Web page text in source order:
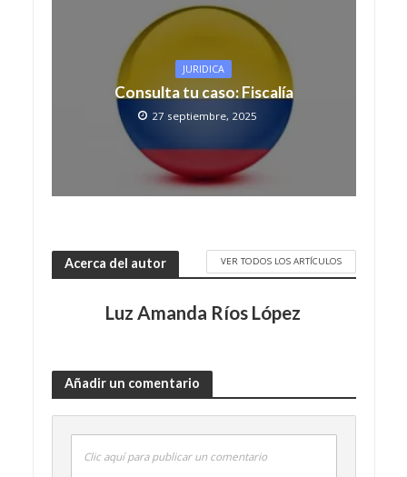
JURIDICA
Consulta tu caso: Fiscalía
27 septiembre, 2025
Acerca del autor VER TODOS LOS ARTÍCULOS
Luz Amanda Ríos López
Añadir un comentario
Clic aquí para publicar un comentario